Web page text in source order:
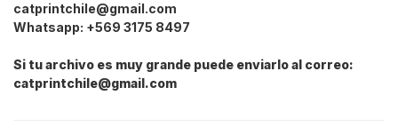
catprintchile@gmail.com
Whatsapp: +569 3175 8497
Si tu archivo es muy grande puede enviarlo al correo:
catprintchile@gmail.com